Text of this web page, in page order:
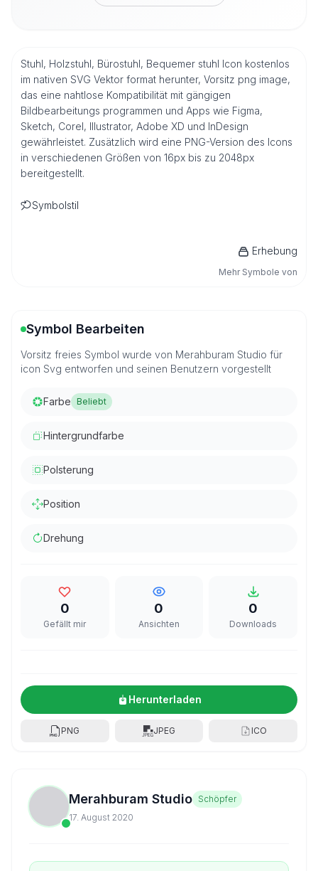
Stuhl, Holzstuhl, Bürostuhl, Bequemer stuhl Icon kostenlos
im nativen SVG Vektor format herunter, Vorsitz png image,
das eine nahtlose Kompatibilität mit gängigen
Bildbearbeitungs programmen und Apps wie Figma,
Sketch, Corel, Illustrator, Adobe XD und InDesign
gewährleistet. Zusätzlich wird eine PNG-Version des Icons
in verschiedenen Größen von 16px bis zu 2048px
bereitgestellt.
Symbolstil
Erhebung
Mehr Symbole von
Symbol Bearbeiten
Vorsitz freies Symbol wurde von Merahburam Studio für
icon Svg entworfen und seinen Benutzern vorgestellt
Farbe Beliebt
Hintergrundfarbe
Polsterung
Position
Drehung
0
Gefällt mir
0
Ansichten
0
Downloads
Herunterladen
PNG JPEG ICO
Merahburam Studio Schöpfer
17. August 2020